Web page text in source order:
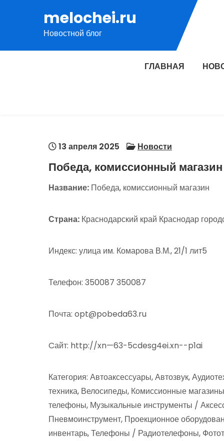
содержимому
melochei.ru
Новостной блог
ГЛАВНАЯ
13 апреля 2025 Новости
Победа, комиссионный магазин
Название: Победа, комиссионный магазин
Страна: Краснодарский край Краснодар
Индекс: улица им. Комарова В.М., 21/1 лит5
Телефон: 350087 350087
Почта: opt@pobeda63.ru
Cайт: http://xn—63-5cdesg4ei.xn--p1ai
Категория: Автоаксессуары, Автозвук,
техника, Велосипеды, Комиссионные
телефоны, Музыкальные инструменты /
Пневмоинструмент, Проекционное
инвентарь, Телефоны / Радиотелефоны,